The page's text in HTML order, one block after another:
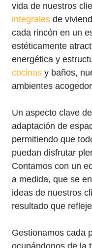
vida de nuestros
integrales de
cada rincón en un
estéticamente
energética y
cocinas y baños,
ambientes
Un aspecto clave
adaptación de
permitiendo que
puedan disfrutar
Contamos con un
a medida, que se
ideas de nuestros
resultado que
Gestionamos cada
ocupándonos de la